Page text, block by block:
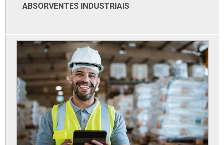
Empresa de material elétrico
Empresa de material eletrico em sao paulo
Empresa especializada em automação
Empresa especializadas em automação comercial
Empresas de automação industrial em são paulo
Esmerilhadeiras valores
ABSORVENTES INDUSTRIAIS